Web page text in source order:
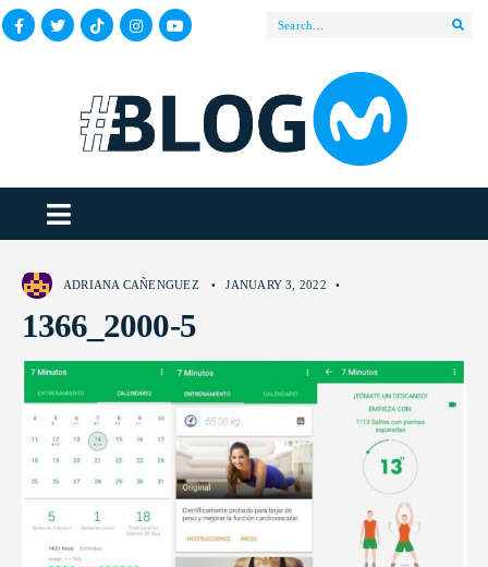
ADRIANA CAÑENGUEZ • JANUARY 3, 2022 •
1366_2000-5